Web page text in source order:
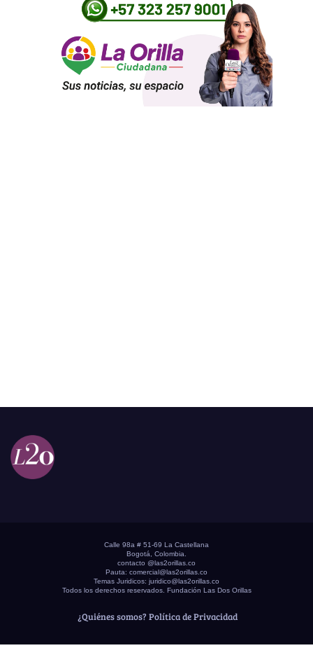
Calle 98a # 51-69 La Castellana
Bogotá, Colombia.
contacto @las2orillas.co
Pauta: comercial@las2orillas.co
Temas Juridicos: juridico@las2orillas.co
Todos los derechos reservados. Fundación Las Dos Orillas
¿Quiénes somos? Política de Privacidad